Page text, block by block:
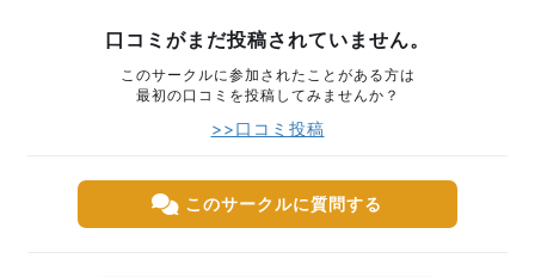
口コミがまだ投稿されていません。
このサークルに参加されたことがある方は
最初の口コミを投稿してみませんか？
>>口コミ投稿
このサークルに質問する